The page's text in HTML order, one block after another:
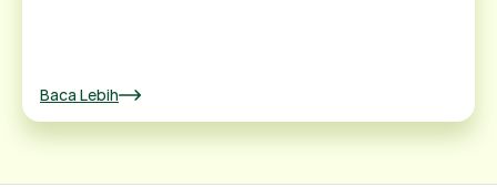
Baca Lebih